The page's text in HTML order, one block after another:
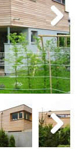
Next
Next